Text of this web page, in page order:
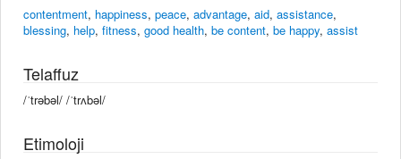
contentment, happiness, peace, advantage, aid, assistance,
blessing, help, fitness, good health, be content, be happy, assist
Telaffuz
/ˈtrəbəl/ /ˈtrʌbəl/
Etimoloji